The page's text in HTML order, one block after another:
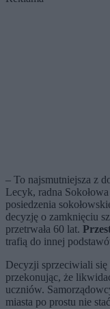
– To najsmutniejsza z
Lecyk, radna
posiedzenia
decyzję o zamknięciu
przetrwała 60 lat.
trafią do innej
Decyzji sprzeciwiali
przekonując, że
uczniów.
miasta po prostu nie